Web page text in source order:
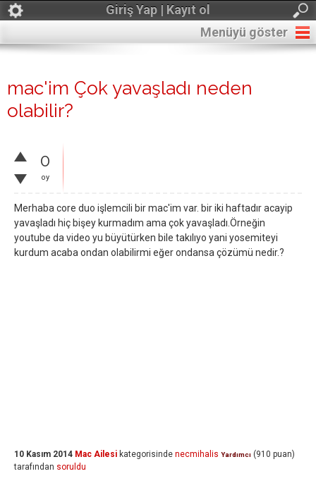
Giriş Yap | Kayıt ol
Menüyü göster
mac'im Çok yavaşladı neden
olabilir?
0
oy
Merhaba core duo işlemcili bir mac'im var. bir iki haftadır acayip
yavaşladı hiç bişey kurmadım ama çok yavaşladı.Örneğin
youtube da video yu büyütürken bile takılıyo yani yosemiteyi
kurdum acaba ondan olabilirmi eğer ondansa çözümü nedir.?
10 Kasım 2014 Mac Ailesi kategorisinde necmihalis Yardımcı (910 puan)
tarafından soruldu